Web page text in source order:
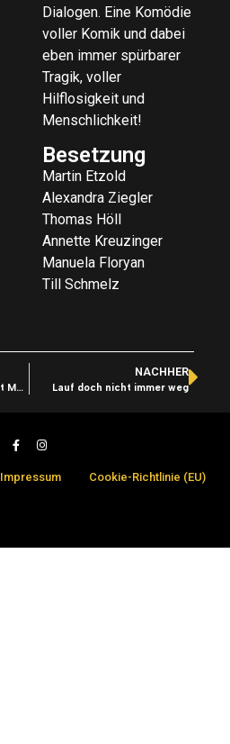
Dialogen. Eine Komödie
voller Komik und dabei
eben immer spürbarer
Tragik, voller
Hilflosigkeit und
Menschlichkeit!
Besetzung
Martin Etzold
Alexandra Ziegler
Thomas Höll
Annette Kreuzinger
Manuela Floryan
Till Schmelz
Agatha Christies Hobby ist Mord
NACHHER
Lauf doch nicht immer weg
Impressum Cookie-Richtlinie (EU)